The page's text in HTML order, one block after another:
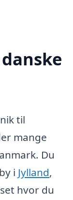
til
mange
Du
i Jylland,
hvor du